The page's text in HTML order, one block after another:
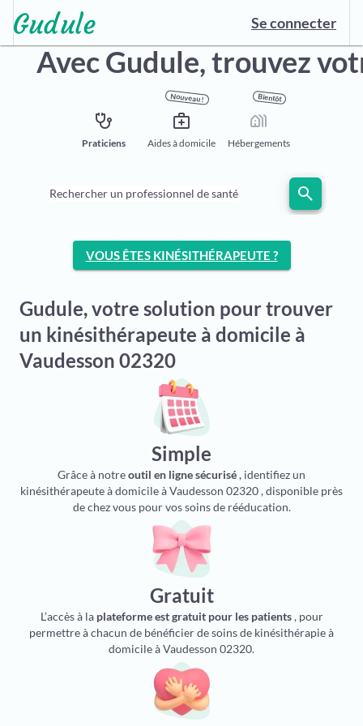
Se connecter
Avec Gudule,trouvez
stethoscope
Praticiens
Nouveau !
medical_services
Aides à domicile
Bientôt
holiday_village
Hébergements
Rechercher un professionnel de santé search
VOUS ÊTES KINÉSITHÉRAPEUTE ?
Gudule, votre solution pour trouver
un kinésithérapeute à domicile à
Vaudesson 02320
Simple
Grâce à notreoutil en ligne sécurisé, identifiez un
kinésithérapeute à domicile à Vaudesson 02320 , disponible près
de chez vous pour vos soins de rééducation.
Gratuit
L’accès à la plateforme est gratuit pour les patients, pour
permettre à chacun de bénéficier de soins de kinésithérapie à
domicile à Vaudesson 02320.